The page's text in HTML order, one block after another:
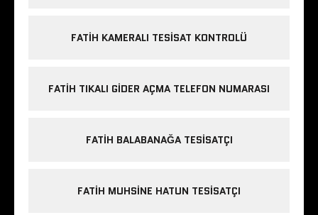
FATIH KAMERALI TESISAT KONTROLÜ
FATIH TIKALI GIDER AÇMA TELEFON NUMARASI
FATIH BALABANAĞA TESISATÇI
FATIH MUHSINE HATUN TESISATÇI